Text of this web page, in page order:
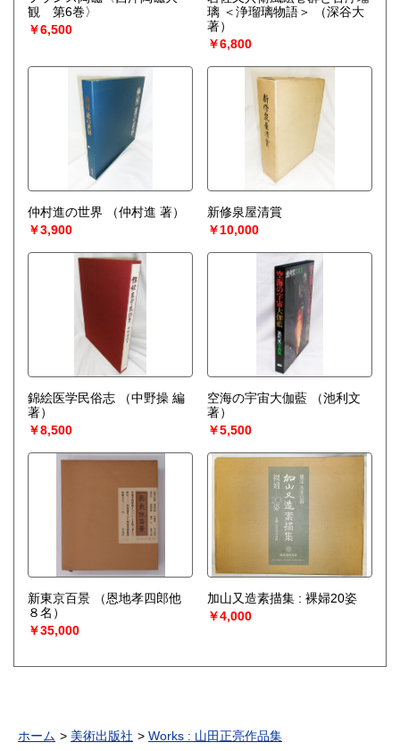
観 第6巻〉
￥6,500
璃 ＜浄瑠璃物語＞
（深谷大
著）
￥6,800
仲村進の世界
（仲村進 著）
￥3,900
新修泉屋清賞
￥10,000
錦絵医学民俗志
（中野操 編
著）
￥8,500
空海の宇宙大伽藍
（池利文
著）
￥5,500
新東京百景
（恩地孝四郎他
８名）
￥35,000
加山又造素描集 : 裸婦20姿
￥4,000
ホーム 美術出版社 Works : 山田正亮作品集